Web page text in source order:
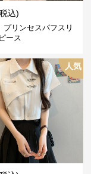
込)
リンセスパフスリ
ース
人気